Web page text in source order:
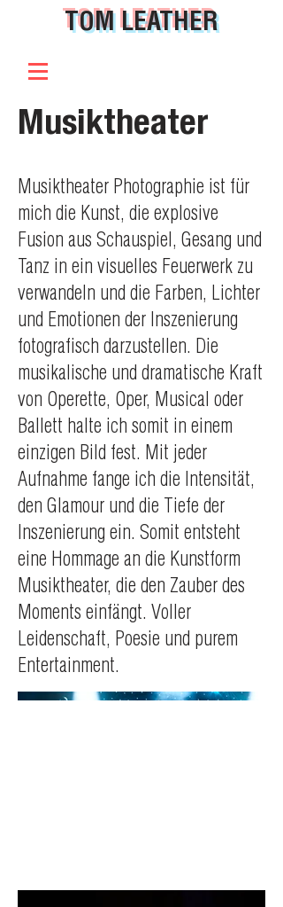
TOM LEATHER
Musiktheater
Musiktheater Photographie ist für
mich die Kunst, die explosive
Fusion aus Schauspiel, Gesang und
Tanz in ein visuelles Feuerwerk zu
verwandeln und die Farben, Lichter
und Emotionen der Inszenierung
fotografisch darzustellen. Die
musikalische und dramatische Kraft
von Operette, Oper, Musical oder
Ballett halte ich somit in einem
einzigen Bild fest. Mit jeder
Aufnahme fange ich die Intensität,
den Glamour und die Tiefe der
Inszenierung ein. Somit entsteht
eine Hommage an die Kunstform
Musiktheater, die den Zauber des
Moments einfängt. Voller
Leidenschaft, Poesie und purem
Entertainment.